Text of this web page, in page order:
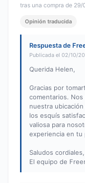
tras una compra de
Opinión traducida
Respuesta de
Publicada el 02/10/
Querida Helen,
Gracias por
comentarios.
nuestra
los esquís
valiosa para
experiencia en tu
Saludos cordiales,
El equipo de